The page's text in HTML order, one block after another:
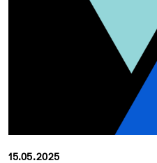
15.05.2025